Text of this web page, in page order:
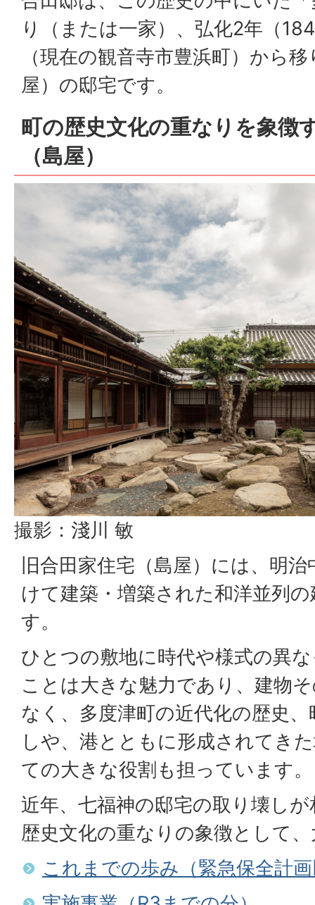
り（または一家）、弘化2年（
（現在の観音寺市豊浜町）から
屋）の邸宅です。
町の歴史文化の重なりを象徴
（島屋）
撮影：淺川 敏
旧合田家住宅（島屋）には、明
けて建築・増築された和洋並列
す。
ひとつの敷地に時代や様式の異
ことは大きな魅力であり、建物
なく、多度津町の近代化の歴史
しや、港とともに形成されてき
ての大きな役割も担っています。
近年、七福神の邸宅の取り壊し
歴史文化の重なりの象徴として
これまでの歩み（緊急保全計